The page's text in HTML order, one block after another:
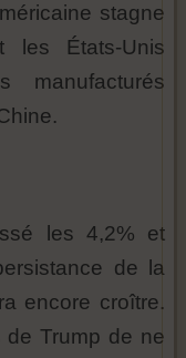
stagne
États-Unis
manufacturés
les 4,2% et
de la
encore croître.
de Trump de ne